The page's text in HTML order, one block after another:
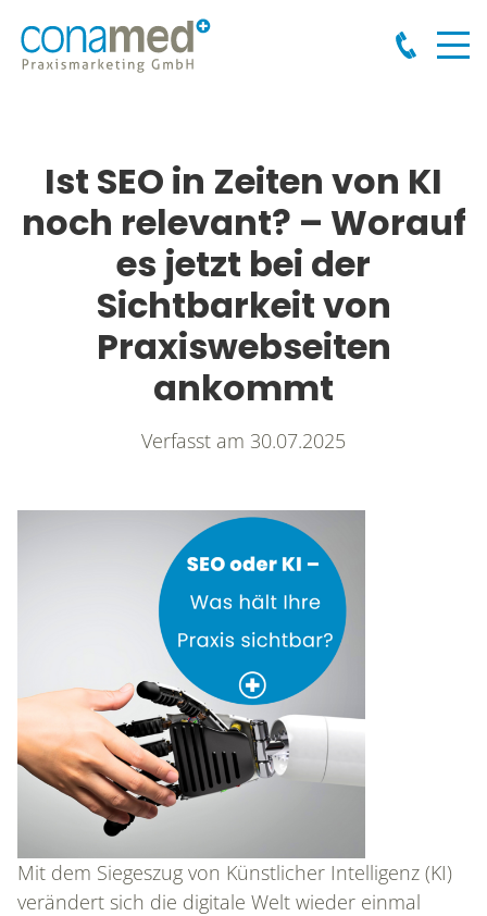
Ist SEO in Zeiten von KI
noch relevant? – Worauf
es jetzt bei der
Sichtbarkeit von
Praxiswebseiten
ankommt
Verfasst am 30.07.2025
Mit dem Siegeszug von Künstlicher Intelligenz (KI)
verändert sich die digitale Welt wieder einmal